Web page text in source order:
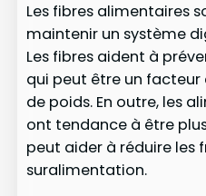
Les fibres alimentaires
maintenir un système
Les fibres aident à
qui peut être un
de poids. En outre, les
ont tendance à être
peut aider à réduire les
suralimentation.